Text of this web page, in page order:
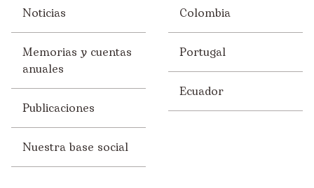
Noticias
Memorias y cuentas
anuales
Publicaciones
Nuestra base social
Colombia
Portugal
Ecuador